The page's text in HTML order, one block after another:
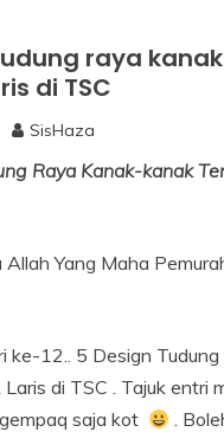
raya
di TSC
SisHaza
Raya Kanak-kanak
Yang Maha
ke-12.. 5 Design
di TSC . Tajuk entri
saja kot
.